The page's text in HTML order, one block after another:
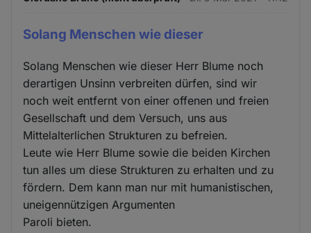
Solang Menschen wie dieser
Solang Menschen wie dieser Herr Blume noch
derartigen Unsinn verbreiten dürfen, sind wir
noch weit entfernt von einer offenen und freien
Gesellschaft und dem Versuch, uns aus
Mittelalterlichen Strukturen zu befreien.
Leute wie Herr Blume sowie die beiden Kirchen
tun alles um diese Strukturen zu erhalten und zu
fördern. Dem kann man nur mit humanistischen,
uneigennützigen Argumenten
Paroli bieten.